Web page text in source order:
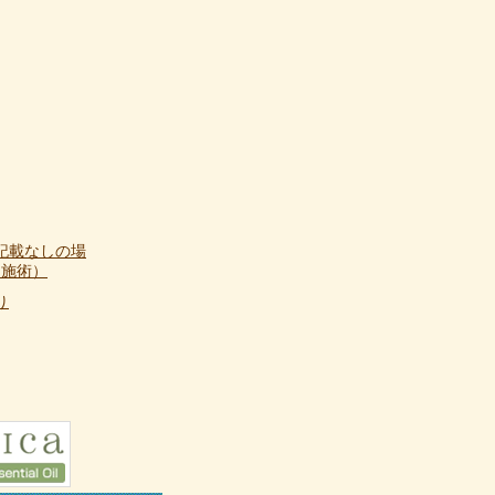
載なしの場
術）